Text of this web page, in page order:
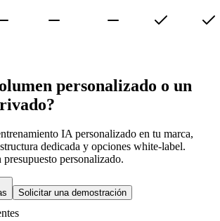
personalizado o un
IA personalizado en tu marca,
dedicada y opciones white-label.
personalizado.
Solicitar una demostración